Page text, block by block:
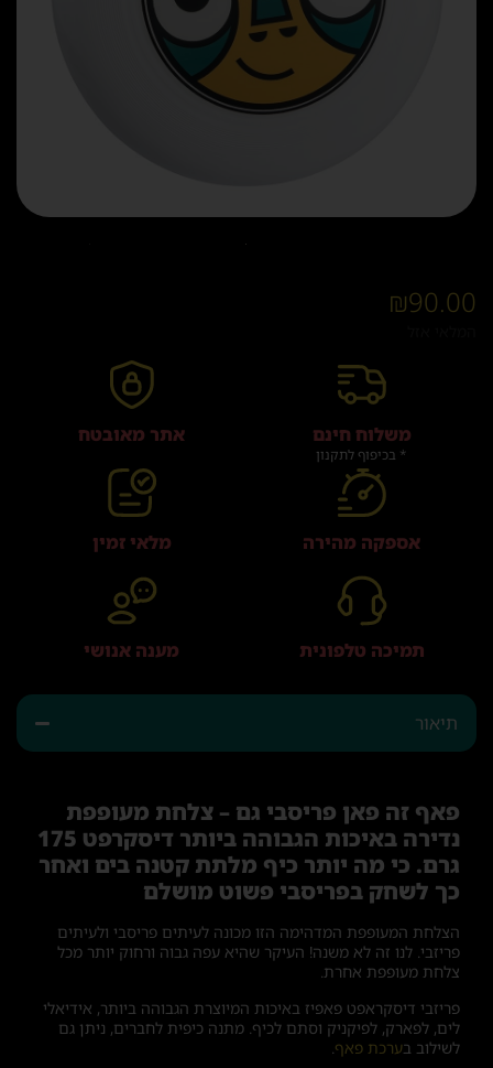
תיאור
פאף זה פאן פריסבי גם – צלחת מעופפת
נדירה באיכות הגבוהה ביותר דיסקרפט 175
גרם. כי מה יותר כיף מלתת קטנה בים ואחר
כך לשחק בפריסבי פשוט מושלם
הצלחת המעופפת המדהימה הזו מכונה לעיתים פריסבי ולעיתים
פריזבי. לנו זה לא משנה! העיקר שהיא עפה גבוה ורחוק יותר מכל
צלחת מעופפת אחרת.
פריזבי דיסקראפט פאפיז באיכות המיוצרת הגבוהה ביותר, אידיאלי
לים, לפארק, לפיקניק וסתם לכיף. מתנה כיפית לחברים, ניתן גם
לשילוב בערכת פאף
₪90.00
משלוח חינם
* בכיפוף לתקנון
אתר מאובטח
אספקה מהירה מלאי זמין
תמיכה טלפונית מענה אנושי